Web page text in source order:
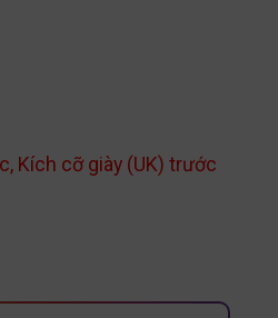
Kích cỡ giày (UK) trước